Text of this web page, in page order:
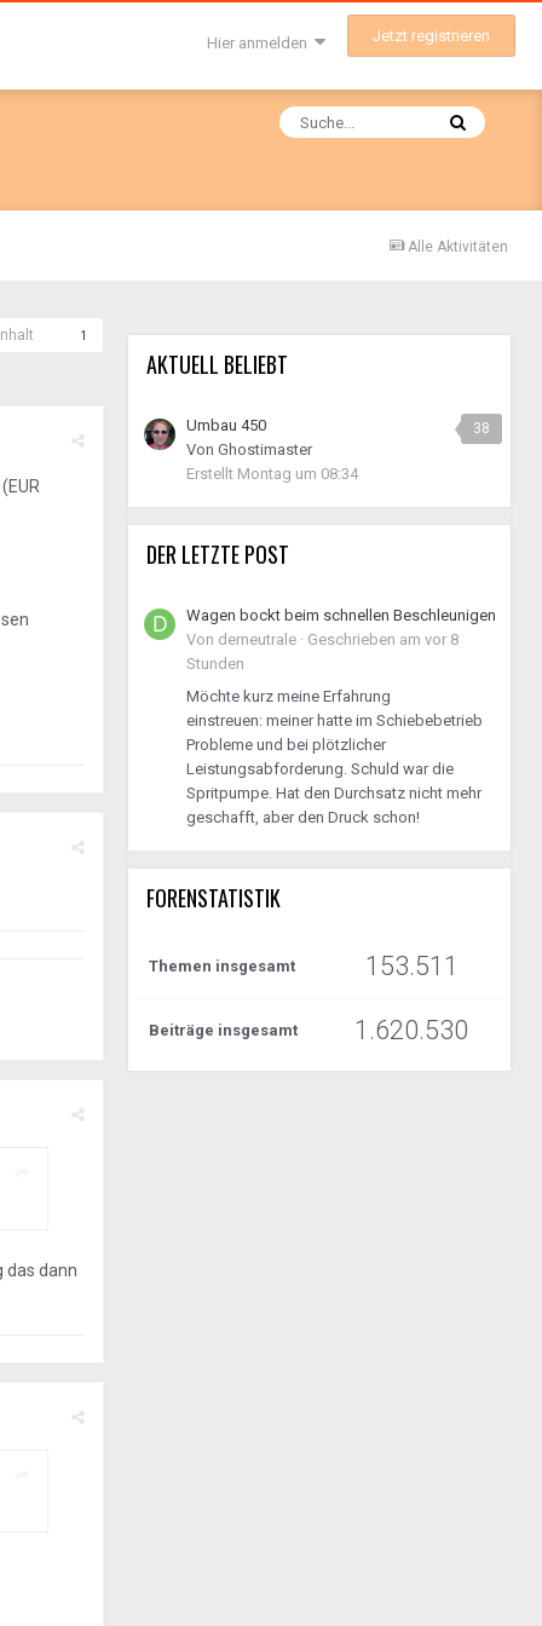
Hier anmelden Jetzt registrieren
Alle Aktivitäten
1
das dann
AKTUELL BELIEBT
38
Umbau 450
Von Ghostimaster
Erstellt Montag um 08:34
DER LETZTE POST
Wagen bockt beim schnellen Beschleunigen
Von derneutrale · Geschrieben am vor 8
Stunden
Möchte kurz meine Erfahrung
einstreuen: meiner hatte im Schiebebetrieb
Probleme und bei plötzlicher
Leistungsabforderung. Schuld war die
Spritpumpe. Hat den Durchsatz nicht mehr
geschafft, aber den Druck schon!
FORENSTATISTIK
Themen insgesamt 153.511
Beiträge insgesamt 1.620.530